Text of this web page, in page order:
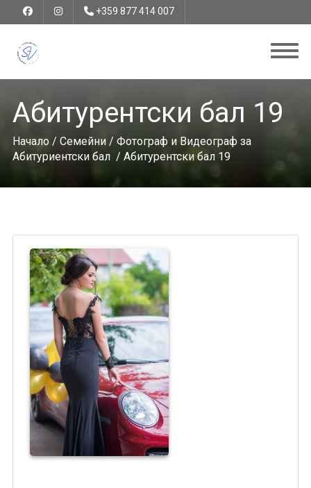
+359 877 414 007
Абитурентски бал 19
Начало/ Семейни/ Фотограф и Видеограф за
Абитуриентски бал / Абитурентски бал 19